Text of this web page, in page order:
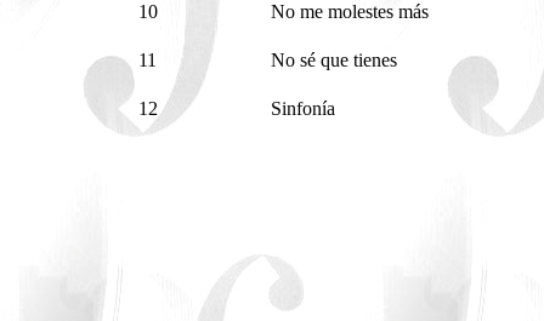
10 No me molestes más
11 No sé que tienes
12 Sinfonía